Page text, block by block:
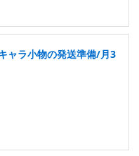
ャラ小物の発送準備/月3